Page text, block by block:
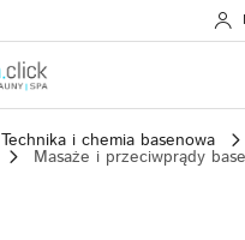
Technika i chemia basenowa
Masaże i przeciwprądy